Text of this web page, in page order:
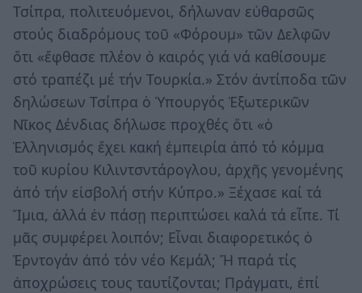
Τσίπρα, πολιτευόμενοι, δήλωναν εὐθαρσῶς
στούς διαδρόμους τοῦ «Φόρουμ» τῶν Δελφῶν
ὅτι «ἔφθασε πλέον ὁ καιρός γιά νά καθίσουμε
στό τραπέζι μέ τήν Τουρκία.» Στόν ἀντίποδα τῶν
δηλώσεων Τσίπρα ὁ Ὑπουργός Ἐξωτερικῶν
Νῖκος Δένδιας δήλωσε προχθές ὅτι «ὁ
Ἑλληνισμός ἔχει κακή ἐμπειρία ἀπό τό κόμμα
τοῦ κυρίου Κιλιντσντάρογλου, ἀρχῆς γενομένης
ἀπό τήν εἰσβολή στήν Κύπρο.» Ξέχασε καί τά
Ἴμια, ἀλλά ἐν πάσῃ περιπτώσει καλά τά εἶπε. Τί
μᾶς συμφέρει λοιπόν; Εἶναι διαφορετικός ὁ
Ἐρντογάν ἀπό τόν νέο Κεμάλ; Ἤ παρά τίς
ἀποχρώσεις τους ταυτίζονται; Πράγματι, ἐπί